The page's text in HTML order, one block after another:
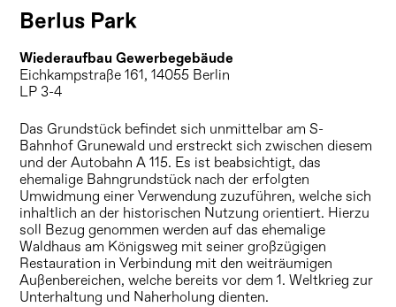
Berlus Park
Wiederaufbau Gewerbegebäude
Eichkampstraße 161, 14055 Berlin
LP 3-4
Das Grundstück befindet sich unmittelbar am S-
Bahnhof Grunewald und erstreckt sich zwischen diesem
und der Autobahn A 115. Es ist beabsichtigt, das
ehemalige Bahngrundstück nach der erfolgten
Umwidmung einer Verwendung zuzuführen, welche sich
inhaltlich an der historischen Nutzung orientiert. Hierzu
soll Bezug genommen werden auf das ehemalige
Waldhaus am Königsweg mit seiner großzügigen
Restauration in Verbindung mit den weiträumigen
Außenbereichen, welche bereits vor dem 1. Weltkrieg zur
Unterhaltung und Naherholung dienten.